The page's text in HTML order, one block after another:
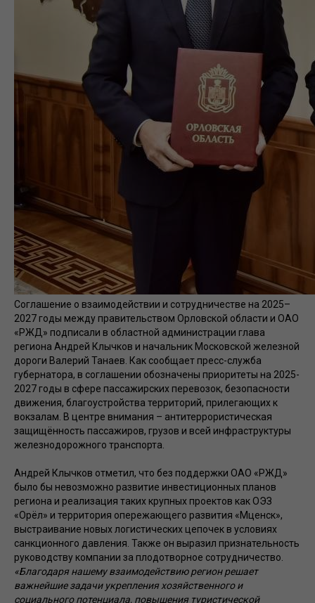
Соглашение о взаимодействии и сотрудничестве на 2025–
2027 годы между правительством Орловской области и ОАО
«РЖД» подписали в областной администрации глава
региона Андрей Клычков и начальник Московской железной
дороги Валерий Танаев. Как сообщает пресс-служба
губернатора, в соглашении обозначены приоритеты на 2025-
2027 годы в сфере пассажирских перевозок, безопасности
движения, благоустройства территорий, прилегающих к
вокзалам. В центре внимания – антитеррористическая
защищённость пассажиров, грузов и всей инфраструктуры
железнодорожного транспорта.
Андрей Клычков отметил, что без поддержки ОАО «РЖД»
было бы невозможно развитие инвестиционных планов
региона и реализация таких крупных проектов как ОЭЗ
«Орёл» и территория опережающего развития «Мценск»,
выстраивание новых логистических цепочек в условиях
санкционного давления. Также он выразил признательность
руководству компании за плодотворное сотрудничество.
«Благодаря нашему взаимодействию регион решает
важнейшие задачи укрепления хозяйственного и
социального потенциала, повышения туристической